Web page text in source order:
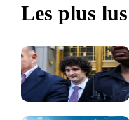
Les plus lus